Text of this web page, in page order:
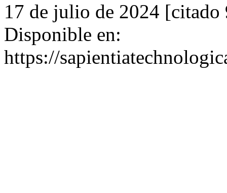
17 de julio de 2024
Disponible en:
https://